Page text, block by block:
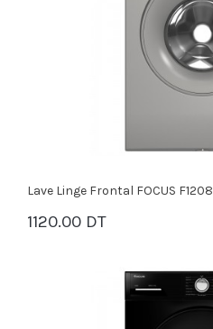
Lave Linge Frontal FOCUS
1120.00 DT
PANIER